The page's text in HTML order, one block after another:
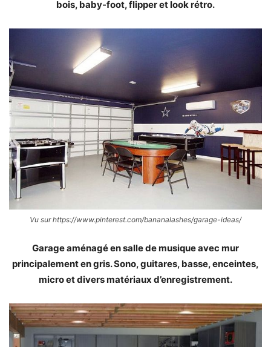
bois, baby-foot, flipper et look rétro.
Vu sur https://www.pinterest.com/bananalashes/garage-ideas/
Garage aménagé en salle de musique avec mur
principalement en gris. Sono, guitares, basse, enceintes,
micro et divers matériaux d’enregistrement.